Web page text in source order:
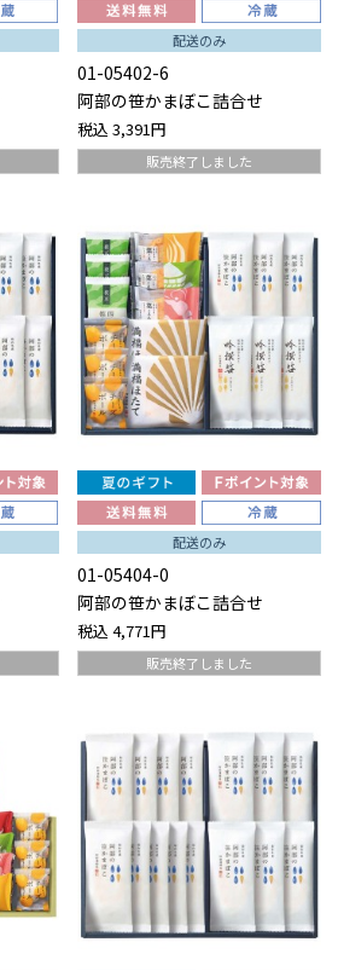
配送のみ
01-05402-6
阿部の笹かまぼこ詰合せ
税込 3,391円
販売終了しました
配送のみ
01-05404-0
阿部の笹かまぼこ詰合せ
税込 4,771円
販売終了しました